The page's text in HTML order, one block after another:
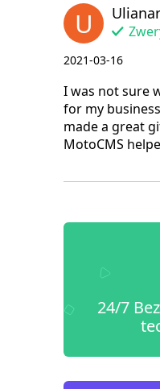
U
2021-03-16
I was not sure
for my
made a great
MotoCMS
24/7